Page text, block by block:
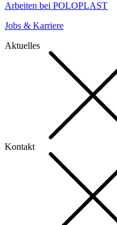
Arbeiten bei POLOPLAST
Jobs & Karriere
Aktuelles
Kontakt